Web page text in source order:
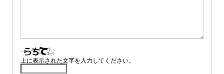
上に表示された文字を入力してください。